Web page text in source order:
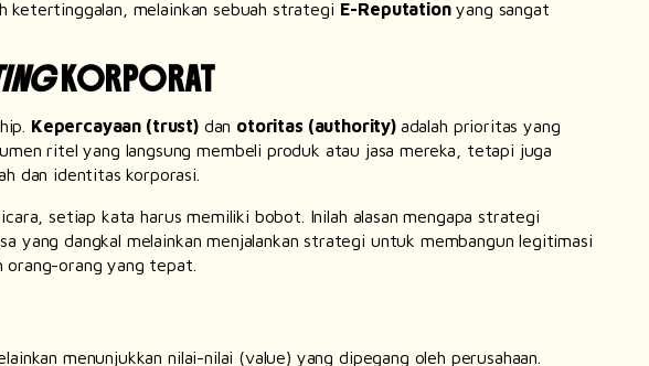
ketertinggalan, melainkan sebuah strategi E-Reputationyang sangat
KORPORAT
Kepercayaan (trust)dan otoritas (authority) adalah prioritas yang
ritel yang langsung membeli produk atau jasa mereka, tetapi juga
dan identitas korporasi.
setiap kata harus memiliki bobot. Inilah alasan mengapa strategi
yang dangkal melainkan menjalankan strategi untuk membangun legitimasi
orang-orang yang tepat.
menunjukkan nilai-nilai (value) yang dipegang oleh perusahaan.